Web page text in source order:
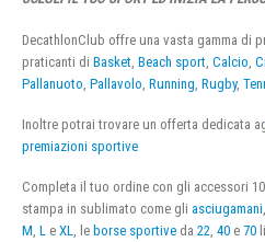
DecathlonClub offre una vasta gamma di
praticanti di Basket Beach sport Calcio
Pallanuoto Pallavolo Running Rugby,
Inoltre potrai trovare un offerta dedicata
premiazioni sportive
Completa il tuo ordine con gli accessori
stampa in sublimato come gli asciugamani
M, L e XL, le borse sportive da 22, 40 e 70